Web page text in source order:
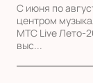
С июня по
центром
МТС Live Лето-
выс...